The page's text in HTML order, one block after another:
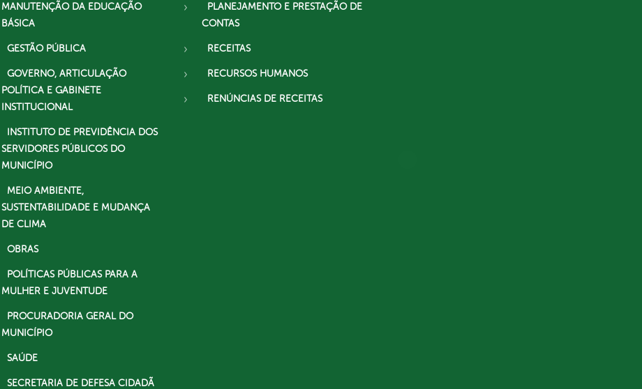
MANUTENÇÃO DA EDUCAÇÃO
BÁSICA
GESTÃO PÚBLICA
GOVERNO, ARTICULAÇÃO
POLÍTICA E GABINETE
INSTITUCIONAL
INSTITUTO DE PREVIDÊNCIA DOS
SERVIDORES PÚBLICOS DO
MUNICÍPIO
MEIO AMBIENTE,
SUSTENTABILIDADE E MUDANÇA
DE CLIMA
OBRAS
POLÍTICAS PÚBLICAS PARA A
MULHER E JUVENTUDE
PROCURADORIA GERAL DO
MUNICÍPIO
SAÚDE
SECRETARIA DE DEFESA CIDADÃ
PLANEJAMENTO E PRESTAÇÃO DE
CONTAS
RECEITAS
RECURSOS HUMANOS
RENÚNCIAS DE RECEITAS